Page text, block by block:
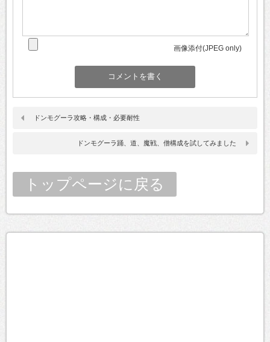
画像添付(JPEG only)
ドンモグーラ攻略・構成・必要耐性
ドンモグーラ踊、道、魔戦、僧構成を試してみました
トップページに戻る